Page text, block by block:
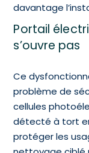
davantage
Portail
s’ouvre pas
Ce
problème de
cellules
détecté à tort
protéger les